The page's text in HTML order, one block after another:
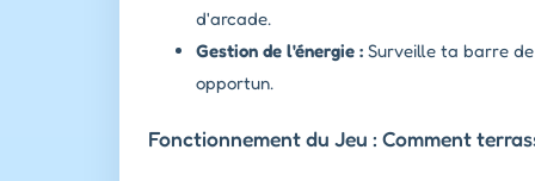
d'arcade.
Gestion de l'énergie : Surveille ta barre
opportun.
Fonctionnement du Jeu : Comment